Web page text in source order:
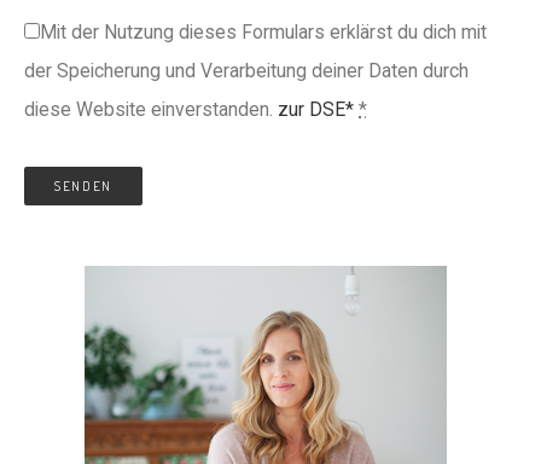
Mit der Nutzung dieses Formulars erklärst du dich mit
der Speicherung und Verarbeitung deiner Daten durch
diese Website einverstanden. zur DSE* *